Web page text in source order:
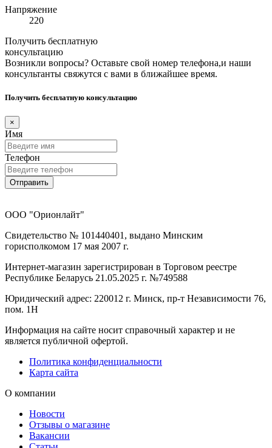
Напряжение
220
Получить бесплатную
консультацию
Возникли вопросы? Оставьте свой номер телефона,и наши
консультанты свяжутся с вами в ближайшее время.
Получить бесплатную консультацию
×
Имя
Телефон
Отправить
ООО "Орионлайт"
Свидетельство № 101440401, выдано Минским
горисполкомом 17 мая 2007 г.
Интернет-магазин зарегистрирован в Торговом реестре
Республике Беларусь 21.05.2025 г. №749588
Юридический адрес: 220012 г. Минск, пр-т Независимости 76,
пом. 1Н
Информация на сайте носит справочный характер и не
является публичной офертой.
Политика конфиденциальности
Карта сайта
О компании
Новости
Отзывы о магазине
Вакансии